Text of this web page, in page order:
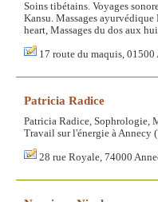
Soins tibétains. Voyages
Kansu. Massages ayurvédique
heart, Massages du dos aux
17 route du maquis,
Patricia Radice
Patricia Radice, Sophrologie,
Travail sur l'énergie à Annecy
28 rue Royale, 74000